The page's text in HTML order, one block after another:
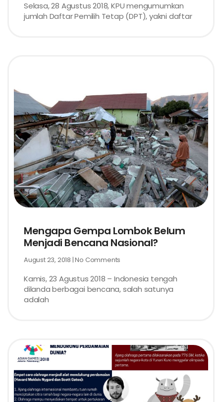
Selasa, 28 Agustus 2018, KPU mengumumkan
jumlah Daftar Pemilih Tetap (DPT), yakni daftar
Mengapa Gempa Lombok Belum
Menjadi Bencana Nasional?
August 23, 2018 No Comments
Kamis, 23 Agustus 2018 – Indonesia tengah
dilanda berbagai bencana, salah satunya
adalah